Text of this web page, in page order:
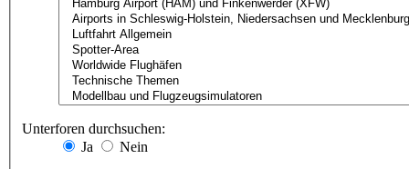
Unterforen durchsuchen:
Ja
Nein